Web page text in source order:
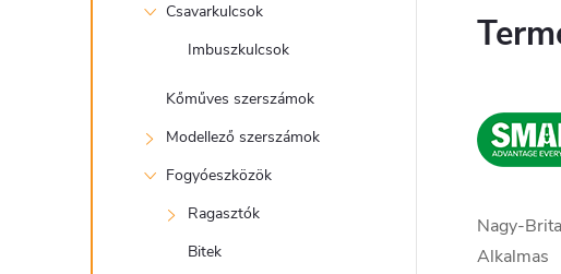
Csavarkulcsok
Imbuszkulcsok
Kőműves szerszámok
Modellező szerszámok
Fogyóeszközök
Ragasztók
Bitek
Nagy-